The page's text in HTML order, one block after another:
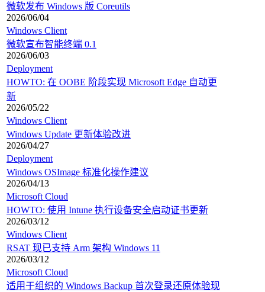
微软发布 Windows 版 Coreutils
2026/06/04
Windows Client
微软宣布智能终端 0.1
2026/06/03
Deployment
HOWTO: 在 OOBE 阶段实现 Microsoft Edge 自动更
新
2026/05/22
Windows Client
Windows Update 更新体验改进
2026/04/27
Deployment
Windows OSImage 标准化操作建议
2026/04/13
Microsoft Cloud
HOWTO: 使用 Intune 执行设备安全启动证书更新
2026/03/12
Windows Client
RSAT 现已支持 Arm 架构 Windows 11
2026/03/12
Microsoft Cloud
适用于组织的 Windows Backup 首次登录还原体验现